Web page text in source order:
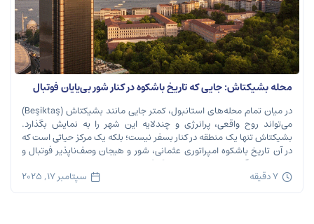
محله بشیکتاش: جایی که تاریخ باشکوه در کنار شور بی‌پایان فوتبال
نفس می‌کشد
در میان تمام محله‌های استانبول، کمتر جایی مانند بشیکتاش (Beşiktaş)
می‌تواند روح واقعی، پرانرژی و چندلایه این شهر را به نمایش بگذارد.
بشیکتاش تنها یک منطقه در کنار بسفر نیست؛ بلکه یک مرکز حیاتی است که
در آن تاریخ باشکوه امپراتوری عثمانی، شور و هیجان وصف‌ناپذیر فوتبال و
ریتم تند زندگی مدرن شهری در هم […]
7 دقیقه سپتامبر 17, 2025